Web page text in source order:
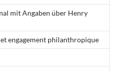
mit Angaben über Henry
engagement philanthropique